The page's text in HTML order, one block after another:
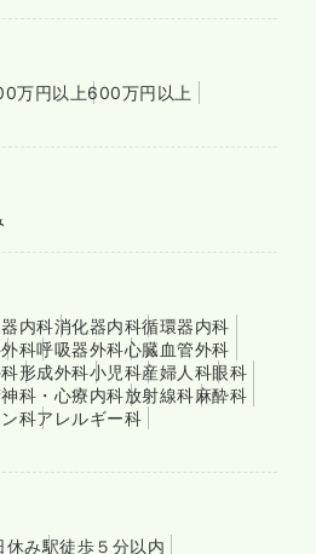
万円以上600万円以上
内科消化器内科循環器内科
外科呼吸器外科心臓血管外科
形成外科小児科産婦人科眼科
科・心療内科放射線科麻酔科
科アレルギー科
休み駅徒歩５分以内